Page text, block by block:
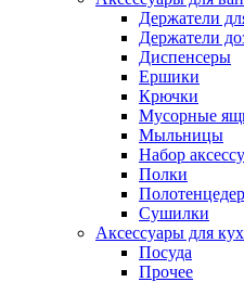
Держатели
Держатели
Диспенсеры
Ершики
Крючки
Мусорные
Мыльницы
Набор
Полки
Сушилки
Аксессуары для
Посуда
Прочее